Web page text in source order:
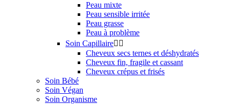
Peau mixte
Peau sensible irritée
Peau grasse
Peau à problème
Soin Capillaire 
Cheveux secs ternes et déshydratés
Cheveux fin, fragile et cassant
Cheveux crépus et frisés
Soin Bébé
Soin Végan
Soin Organisme